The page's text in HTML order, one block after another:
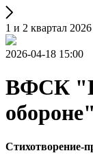
1 и 2 квартал 2026
2026-04-18 15:00
ВФСК
обороне"
Стихотворение-